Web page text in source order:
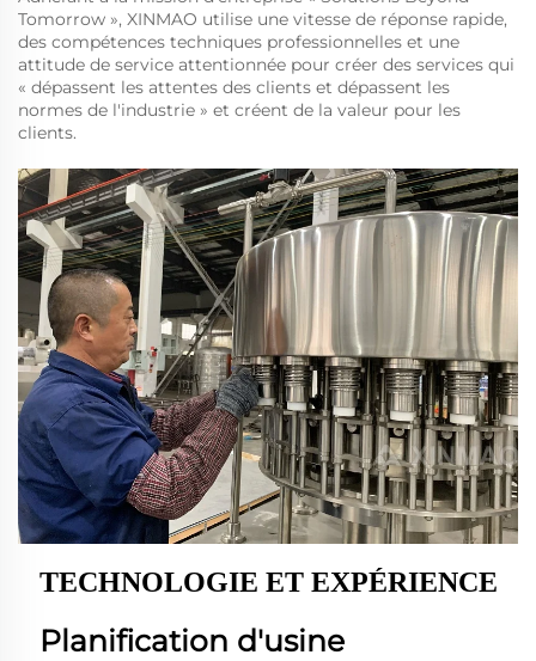
Tomorrow », XINMAO utilise une vitesse de réponse rapide,
des compétences techniques professionnelles et une
attitude de service attentionnée pour créer des services qui
« dépassent les attentes des clients et dépassent les
normes de l'industrie » et créent de la valeur pour les
clients.
TECHNOLOGIE ET EXPÉRIENCE
Planification d'usine